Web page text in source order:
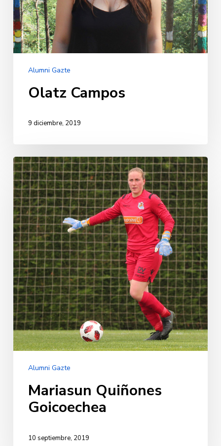
Alumni Gazte
Olatz Campos
9 diciembre, 2019
Mariasun
Quiñones
Goicoechea
Alumni Gazte
Mariasun Quiñones
Goicoechea
10 septiembre, 2019